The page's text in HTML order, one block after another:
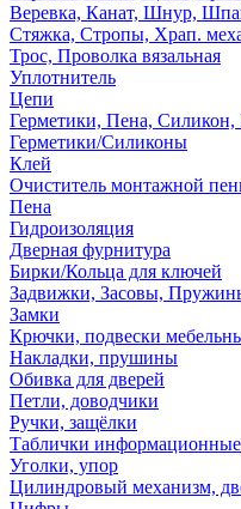
Веревка, Канат, Шнур,
Стяжка, Стропы, Храп.
Трос, Проволка вязальная
Уплотнитель
Цепи
Герметики, Пена, Силикон,
Герметики/Силиконы
Клей
Очиститель монтажной
Пена
Гидроизоляция
Дверная фурнитура
Бирки/Кольца для ключей
Задвижки, Засовы,
Замки
Крючки, подвески
Накладки, прушины
Обивка для дверей
Петли, доводчики
Ручки, защёлки
Таблички информационные
Уголки, упор
Цилиндровый механизм,